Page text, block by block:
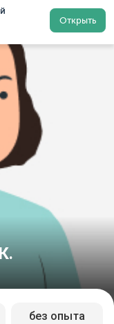
Открыть
области Няни
без опыта